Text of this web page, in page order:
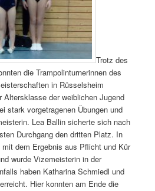
Trotz des
die Trampolinturnerinnen des
in Rüsselsheim
Altersklasse der weiblichen Jugend
stark vorgetragenen Übungen und
Lea Ballin sicherte sich nach
Durchgang den dritten Platz. In
dem Ergebnis aus Pflicht und Kür
wurde Vizemeisterin in der
haben Katharina Schmiedl und
Hier konnten am Ende die